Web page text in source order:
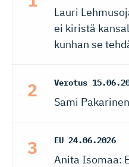
Lauri
ei kiristä
kunhan se
Verotus
Sami
EU 24.06.2026
Anita Isomaa: